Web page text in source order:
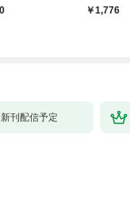
る
ラと真我
￥1,776
新刊配信予定